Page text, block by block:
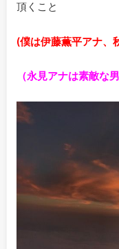
頂くこと
(僕は伊藤薫平アナ、
（永見アナは素敵な